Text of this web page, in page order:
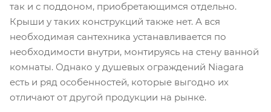
так и с поддоном, приобретающимся отдельно.
Крыши у таких конструкций также нет. А вся
необходимая сантехника устанавливается по
необходимости внутри, монтируясь на стену ванной
комнаты. Однако у душевых ограждений Niagara
есть и ряд особенностей, которые выгодно их
отличают от другой продукции на рынке.